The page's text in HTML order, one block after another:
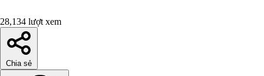
28,134 lượt xem
Chia sẻ